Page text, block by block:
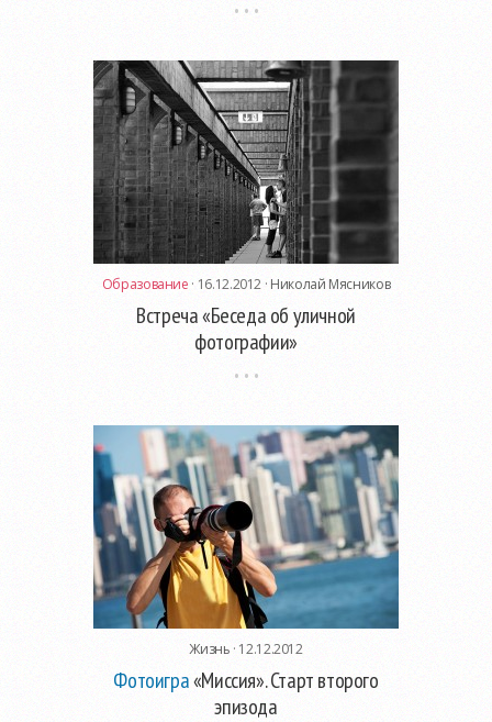
Образование · 16.12.2012 ·Николай Мясников
Встреча «Беседа об уличной
фотографии»
Жизнь · 12.12.2012
Фотоигра«Миссия». Старт второго
эпизода